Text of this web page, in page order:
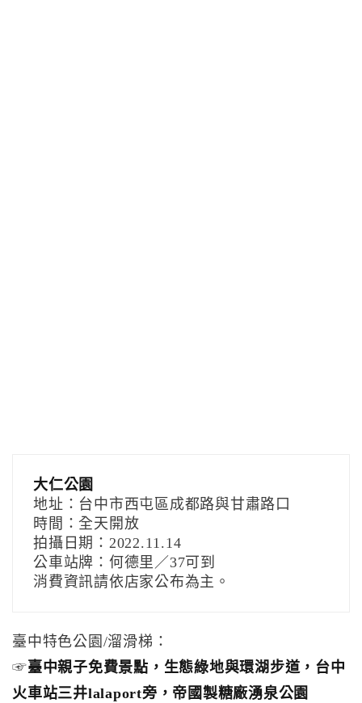
大仁公園
地址：台中市西屯區成都路與甘肅路口
時間：全天開放
拍攝日期：2022.11.14
公車站牌：何德里／37可到
消費資訊請依店家公布為主。
臺中特色公園/溜滑梯：
☞臺中親子免費景點，生態綠地與環湖步道，台中
火車站三井lalaport旁，帝國製糖廠湧泉公園